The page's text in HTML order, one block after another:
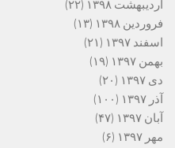
اردیبهشت ۱۳۹۸
(۲۲)
فروردین ۱۳۹۸
(۱۳)
اسفند ۱۳۹۷
(۲۱)
بهمن ۱۳۹۷
(۱۹)
دی ۱۳۹۷
(۲۰)
آذر ۱۳۹۷
(۱۰۰)
آبان ۱۳۹۷
(۴۷)
مهر ۱۳۹۷
(۶)